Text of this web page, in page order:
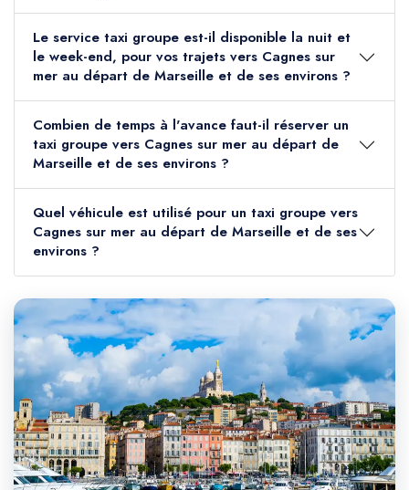
Le service taxi groupe est-il disponible la nuit et
le week-end, pour vos trajets vers Cagnes sur
mer au départ de Marseille et de ses environs ?
Combien de temps à l'avance faut-il réserver un
taxi groupe vers Cagnes sur mer au départ de
Marseille et de ses environs ?
Quel véhicule est utilisé pour un taxi groupe vers
Cagnes sur mer au départ de Marseille et de ses
environs ?